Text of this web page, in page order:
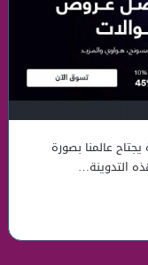
عالمنا بصورة
التدوينة…